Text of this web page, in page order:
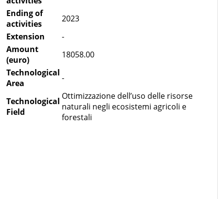
Ending of
activities
2023
Extension
-
Amount
(euro)
18058.00
Technological
Area
-
Technological
Field
Ottimizzazione dell’uso delle risorse
naturali negli ecosistemi agricoli e
forestali